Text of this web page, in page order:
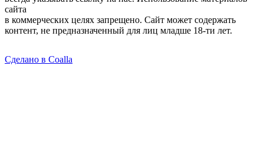
сайта
в коммерческих целях запрещено. Сайт может содержать
контент, не предназначенный для лиц младше 18-ти лет.
Сделано в Coalla